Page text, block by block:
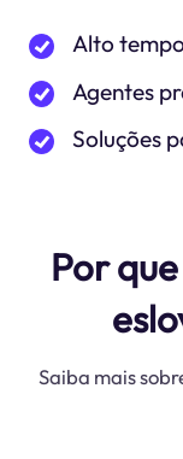
Alto
Agentes
Soluções
Por
Saiba mais